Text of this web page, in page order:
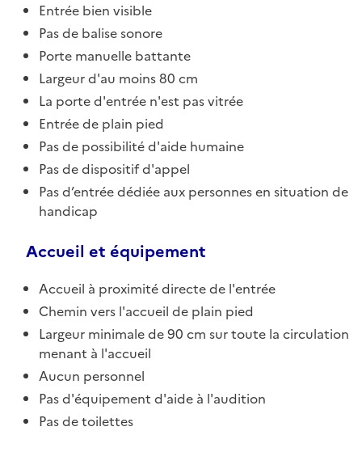
Entrée bien visible
Pas de balise sonore
Porte manuelle battante
Largeur d'au moins 80 cm
La porte d'entrée n'est pas vitrée
Entrée de plain pied
Pas de possibilité d'aide humaine
Pas de dispositif d'appel
Pas d’entrée dédiée aux personnes en situation de
handicap
Accueil et équipement
Accueil à proximité directe de l'entrée
Chemin vers l'accueil de plain pied
Largeur minimale de 90 cm sur toute la circulation
menant à l'accueil
Aucun personnel
Pas d'équipement d'aide à l'audition
Pas de toilettes